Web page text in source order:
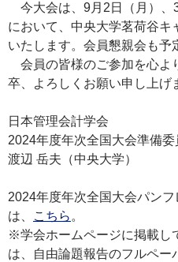
今大会は、9月2日（月）、
において、中央大学茗荷谷キ
いたします。会員懇親会も予
会員の皆様のご参加を心よ
卒、よろしくお願い申し上げ
日本管理会計学会
2024年度年次全国大会準備
渡辺 岳夫（中央大学）
2024年度年次全国大会パン
は、
こちら 。
※学会ホームページに掲載し
は、自由論題報告のフルペー